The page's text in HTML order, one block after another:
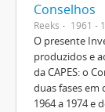
Conselhos
Reeks 1961 -
O presente
produzidos e
da CAPES: o
duas fases em
1964 a 1974 e